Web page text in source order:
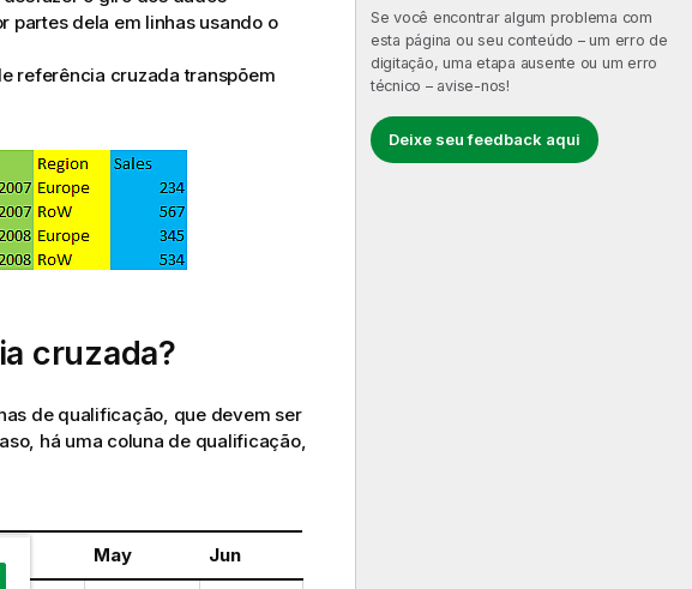
Se você encontrar algum problema com
esta página ou seu conteúdo – um erro de
digitação, uma etapa ausente ou um erro
técnico – avise-nos!
Deixe seu feedback aqui
partes dela em linhas usando o
referência cruzada transpõem
cruzada?
de qualificação, que devem ser
há uma coluna de qualificação,
May Jun